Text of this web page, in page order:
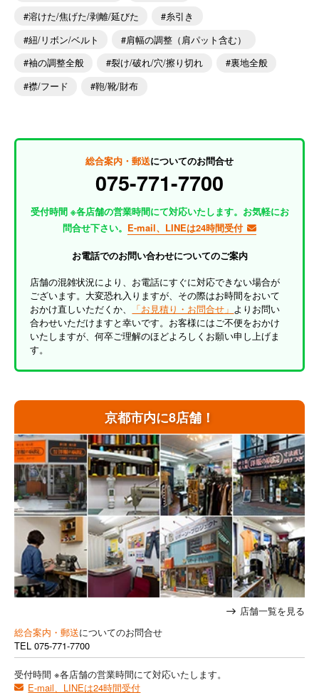
京都市内に8店舗！
店舗一覧を見る
総合案内・郵送についてのお問合せ
TEL 075-771-7700
受付時間 ※各店舗の営業時間にて対応いたします。
E-mail、LINEは24時間受付
溶けた/焦げた/剥離/延びた
糸引き
紐/リボン/ベルト
肩幅の調整（肩パット含む）
袖の調整全般
裂け/破れ/穴/擦り切れ
裏地全般
襟/フード
鞄/靴/財布
総合案内・郵送についてのお問合せ
075-771-7700
受付時間 ※各店舗の営業時間にて対応いたします。お気軽にお
問合せ下さい。 E-mail、LINEは24時間受付
お電話でのお問い合わせについてのご案内
店舗の混雑状況により、お電話にすぐに対応できない場合が
ございます。大変恐れ入りますが、その際はお時間をおいて
おかけ直しいただくか、
「お見積り・お問合せ」 よりお問い
合わせいただけますと幸いです。お客様にはご不便をおかけ
いたしますが、何卒ご理解のほどよろしくお願い申し上げま
す。